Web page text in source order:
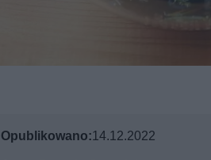
Opublikowano:14.12.2022